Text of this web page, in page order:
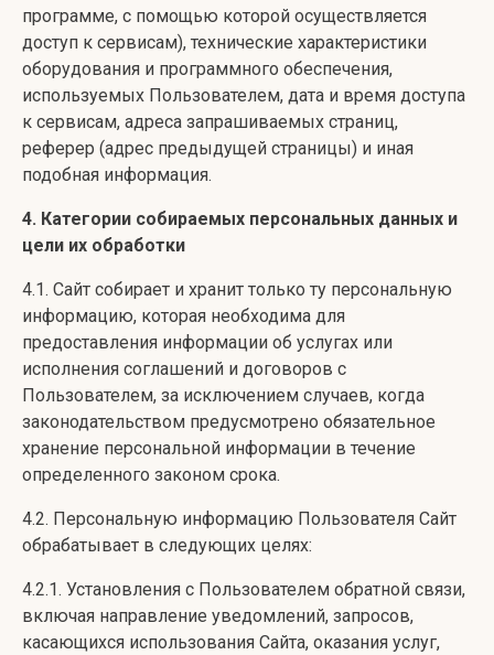
программе, с помощью которой осуществляется
доступ к сервисам), технические характеристики
оборудования и программного обеспечения,
используемых Пользователем, дата и время доступа
к сервисам, адреса запрашиваемых страниц,
реферер (адрес предыдущей страницы) и иная
подобная информация.
4. Категории собираемых персональных данных и
цели их обработки
4.1. Сайт собирает и хранит только ту персональную
информацию, которая необходима для
предоставления информации об услугах или
исполнения соглашений и договоров с
Пользователем, за исключением случаев, когда
законодательством предусмотрено обязательное
хранение персональной информации в течение
определенного законом срока.
4.2. Персональную информацию Пользователя Сайт
обрабатывает в следующих целях:
4.2.1. Установления с Пользователем обратной связи,
включая направление уведомлений, запросов,
касающихся использования Сайта, оказания услуг,